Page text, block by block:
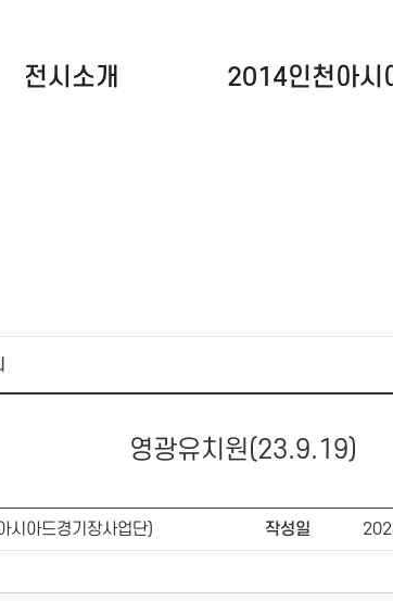
전시소개 2014인천아시
영광유치원(23.9.19)
시아드경기장사업단) 작성일